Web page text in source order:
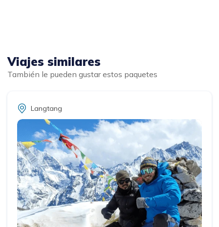
Viajes similares
También le pueden gustar estos paquetes
Langtang